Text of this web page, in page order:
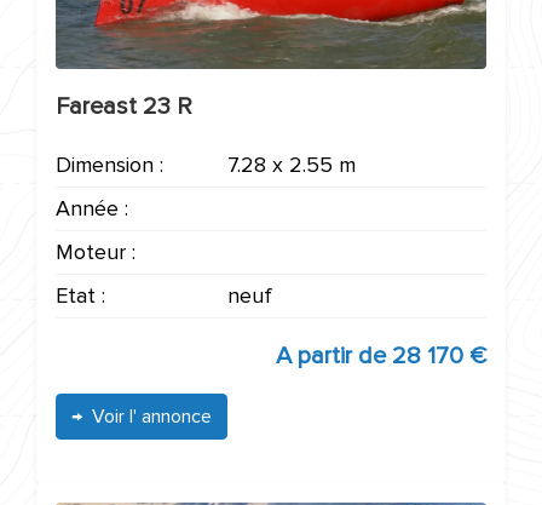
Fareast 23 R
Dimension :
7.28 x 2.55 m
Année :
Moteur :
Etat :
neuf
A partir de28 170 €
Voir l' annonce